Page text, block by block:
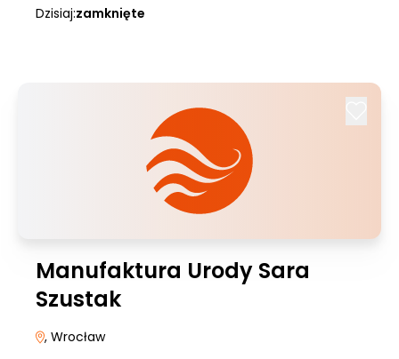
Dzisiaj:zamknięte
Manufaktura Urody Sara
Szustak
, Wrocław